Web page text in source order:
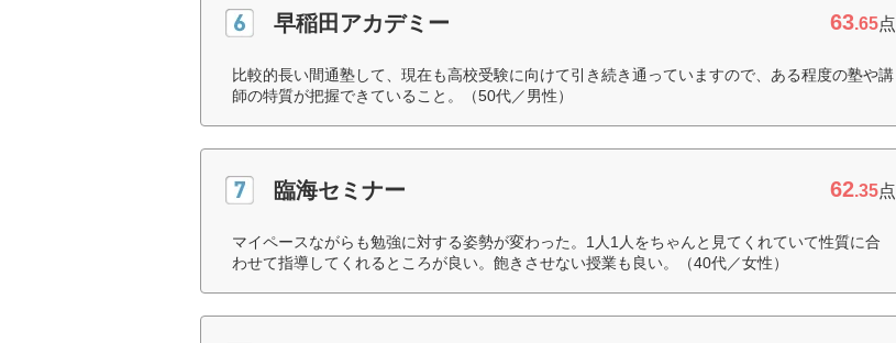
早稲田アカデミー 63.65点
比較的長い間通塾して、現在も高校受験に向けて引き続き通っていますので、ある程度の塾や講
師の特質が把握できていること。（50代／男性）
臨海セミナー 62.35点
マイペースながらも勉強に対する姿勢が変わった。1人1人をちゃんと見てくれていて性質に合
わせて指導してくれるところが良い。飽きさせない授業も良い。（40代／女性）